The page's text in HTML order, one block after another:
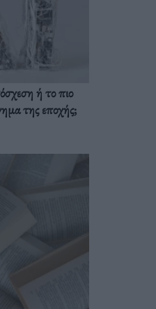
ή το πιο
της εποχής;